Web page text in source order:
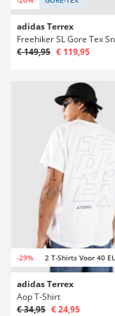
adidas Terrex
Freehiker SL Gore Tex
€ 149,95 € 119,95
-29% 2 T-Shirts Voor 40
adidas Terrex
Aop T-Shirt
€ 34,95 € 24,95